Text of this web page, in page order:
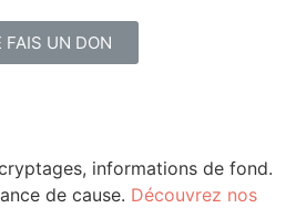
FAIS UN DON
informations de fond.
de cause. Découvrez nos